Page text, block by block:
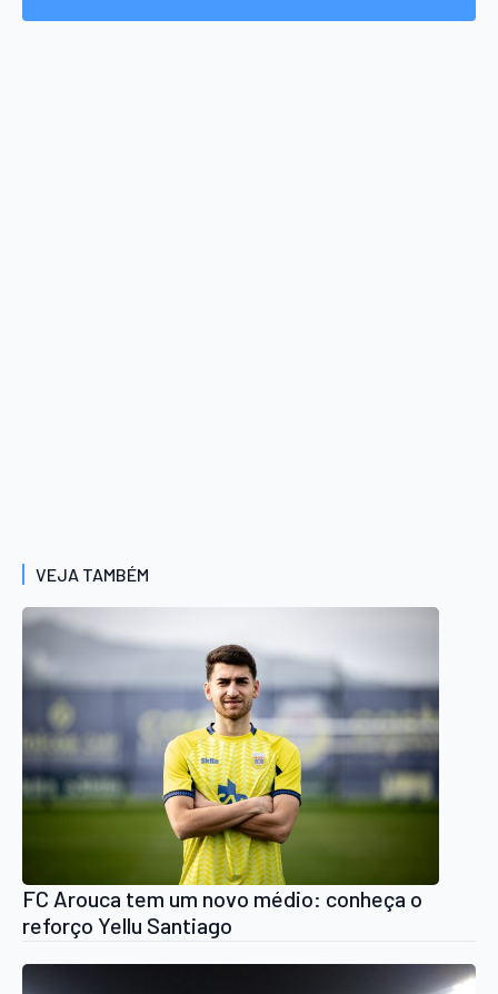
VEJA TAMBÉM
FC Arouca tem um novo médio: conheça o
reforço Yellu Santiago